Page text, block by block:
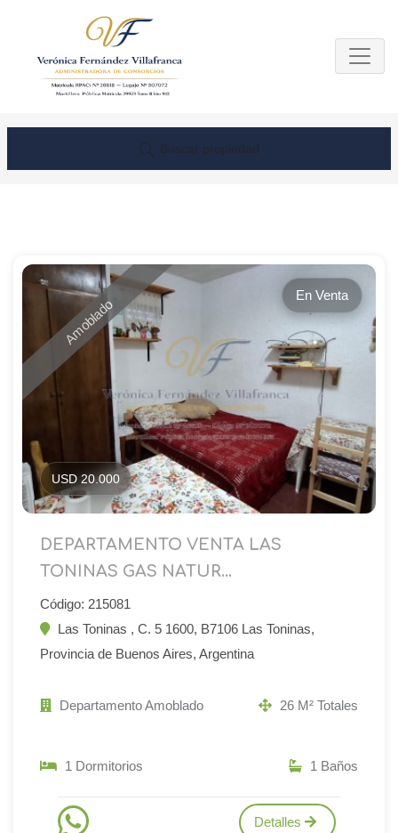
Buscar propiedad
Amoblado
En Venta
USD 20.000
DEPARTAMENTO VENTA LAS
TONINAS GAS NATUR...
Código: 215081
Las Toninas , C. 5 1600, B7106 Las Toninas,
Provincia de Buenos Aires, Argentina
Departamento Amoblado 26 M² Totales
1 Dormitorios 1 Baños
Detalles